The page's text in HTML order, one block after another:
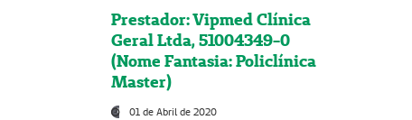
Prestador: Vipmed Clínica
Geral Ltda, 51004349-0
(Nome Fantasia: Policlínica
Master)
01 de Abril de 2020